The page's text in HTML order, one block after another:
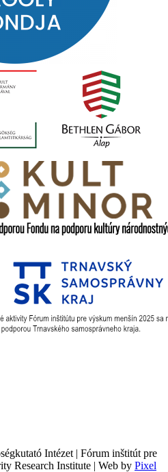
Intézet | Fórum inštitút pre
Research Institute | Web by Pixel